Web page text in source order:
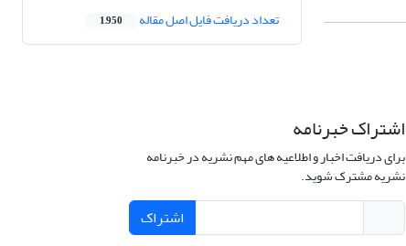
تعداد دریافت فایل اصل مقاله 1,950
اشتراک خبرنامه
برای دریافت اخبار و اطلاعیه های مهم نشریه در خبرنامه
نشریه مشترک شوید.
اشتراک